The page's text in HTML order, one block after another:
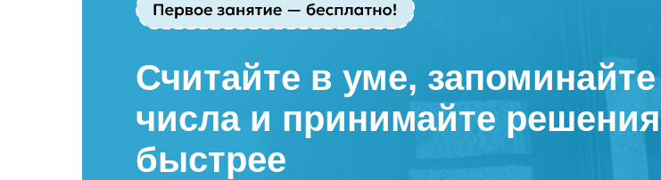
Считайте в уме, запоминайте
числа и принимайте решения
быстрее